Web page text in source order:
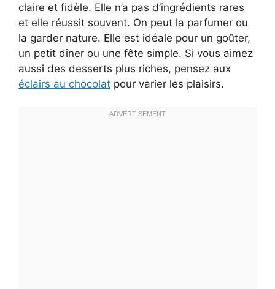
claire et fidèle. Elle n’a pas d’ingrédients rares
et elle réussit souvent. On peut la parfumer ou
la garder nature. Elle est idéale pour un goûter,
un petit dîner ou une fête simple. Si vous aimez
aussi des desserts plus riches, pensez aux
éclairs au chocolat pour varier les plaisirs.